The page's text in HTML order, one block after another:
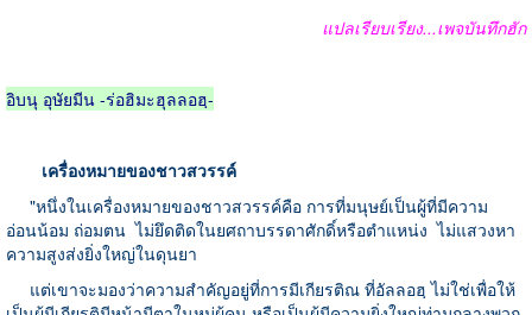
แปลเรียบเรียง...เพจบันทึกฮัก
อิบนุ อุษัยมีน -ร่อฮิมะฮุลลอฮฺ-
เครื่องหมายของชาวสวรรค์
"หนึ่งในเครื่องหมายของชาวสวรรค์คือ การที่มนุษย์เป็นผู้ที่มีความ
อ่อนน้อม ถ่อมตน ไม่ยึดติดในยศถาบรรดาศักดิ์หรือตำแหน่ง ไม่แสวงหา
ความสูงส่งยิ่งใหญ่ในดุนยา
แต่เขาจะมองว่าความสำคัญอยู่ที่การมีเกียรติณ ที่อัลลอฮฺ ไม่ใช่เพื่อให้